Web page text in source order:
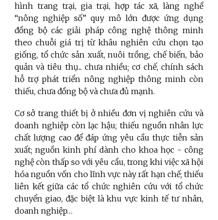
hình trang trại, gia trại, hợp tác xã, làng nghề
“nông nghiệp số” quy mô lớn được ứng dụng
đồng bộ các giải pháp công nghệ thông minh
theo chuỗi giá trị từ khâu nghiên cứu chọn tạo
giống, tổ chức sản xuất, nuôi trồng, chế biến, bảo
quản và tiêu thụ... chưa nhiều; cơ chế, chính sách
hỗ trợ phát triển nông nghiệp thông minh còn
thiếu, chưa đồng bộ và chưa đủ mạnh.
Cơ sở trang thiết bị ở nhiều đơn vị nghiên cứu và
doanh nghiệp còn lạc hậu; thiếu nguồn nhân lực
chất lượng cao để đáp ứng yêu cầu thực tiễn sản
xuất; nguồn kinh phí dành cho khoa học - công
nghệ còn thấp so với yêu cầu, trong khi việc xã hội
hóa nguồn vốn cho lĩnh vực này rất hạn chế; thiếu
liên kết giữa các tổ chức nghiên cứu với tổ chức
chuyển giao, đặc biệt là khu vực kinh tế tư nhân,
doanh nghiệp…